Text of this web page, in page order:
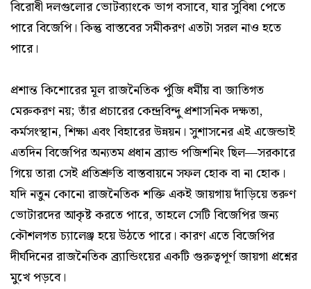
বিরোধী দলগুলোর ভোটব্যাংকে ভাগ বসাবে, যার সুবিধা পেতে
পারে বিজেপি। কিন্তু বাস্তবের সমীকরণ এতটা সরল নাও হতে
পারে।
প্রশান্ত কিশোরের মূল রাজনৈতিক পুঁজি ধর্মীয় বা জাতিগত
মেরুকরণ নয়; তাঁর প্রচারের কেন্দ্রবিন্দু প্রশাসনিক দক্ষতা,
কর্মসংস্থান, শিক্ষা এবং বিহারের উন্নয়ন। সুশাসনের এই এজেন্ডাই
এতদিন বিজেপির অন্যতম প্রধান ব্র্যান্ড পজিশনিং ছিল—সরকারে
গিয়ে তারা সেই প্রতিশ্রুতি বাস্তবায়নে সফল হোক বা না হোক।
যদি নতুন কোনো রাজনৈতিক শক্তি একই জায়গায় দাঁড়িয়ে তরুণ
ভোটারদের আকৃষ্ট করতে পারে, তাহলে সেটি বিজেপির জন্য
কৌশলগত চ্যালেঞ্জ হয়ে উঠতে পারে। কারণ এতে বিজেপির
দীর্ঘদিনের রাজনৈতিক ব্র্যান্ডিংয়ের একটি গুরুত্বপূর্ণ জায়গা প্রশ্নের
মুখে পড়বে।